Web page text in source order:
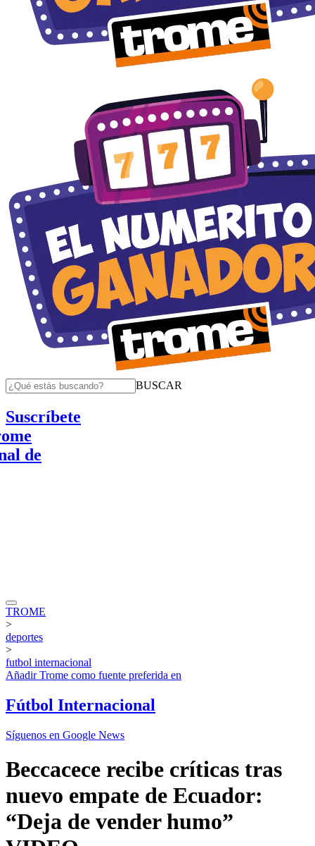
BUSCAR
Suscríbete
TROME
>
deportes
>
futbol internacional
AñadirTrome como fuente preferida en
Fútbol Internacional
Síguenos en Google News
Beccacece recibe críticas tras
nuevo empate de Ecuador:
“Deja de vender humo”